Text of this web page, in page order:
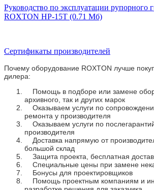
Руководство по эксплуатации рупорного
ROXTON HP-15T (0.71 Мб)
Сертификаты производителей
Почему оборудование ROXTON лучше
дилера:
Помощь в подборе или замене
архивного, так и других марок
Оказываем услуги по
ремонта у производителя
Оказываем услуги по
производителя
Доставка напрямую от
большой склад
Защита проекта, бесплатная
Специальные цены при замене
Бонусы для проектировщиков
Помощь проектным компаниям и